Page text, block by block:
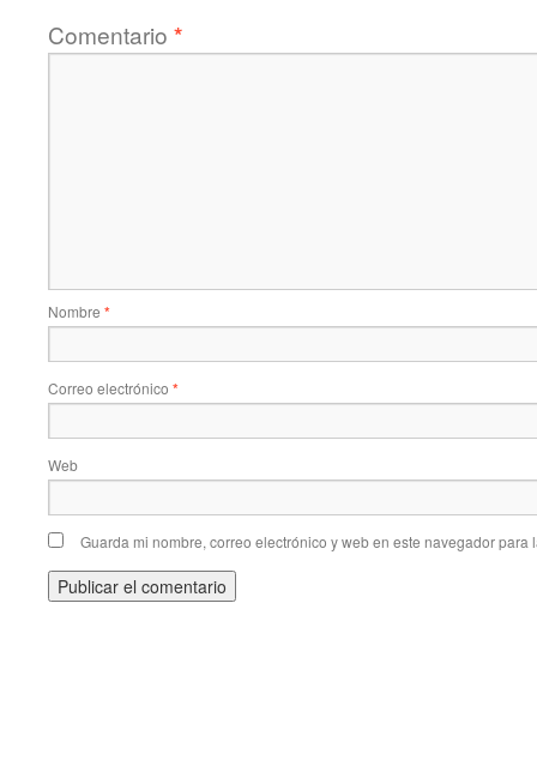
Comentario *
Nombre *
Correo electrónico *
Web
Guarda mi nombre, correo electrónico y web en este navegador para